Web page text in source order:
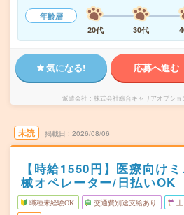
年齢層
20代
30代
気になる! 応募へ進む
派遣会社 株式会社綜合キャリアオプシ
未読 掲載日 2026/08/06
【時給1550円】医療向け
械オペレーター/日払いOK
職種未経験OK 交通費別途支給あり